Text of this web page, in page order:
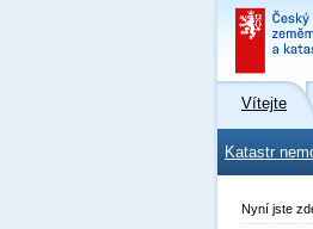
Vítejte
Katastr
Nyní jste